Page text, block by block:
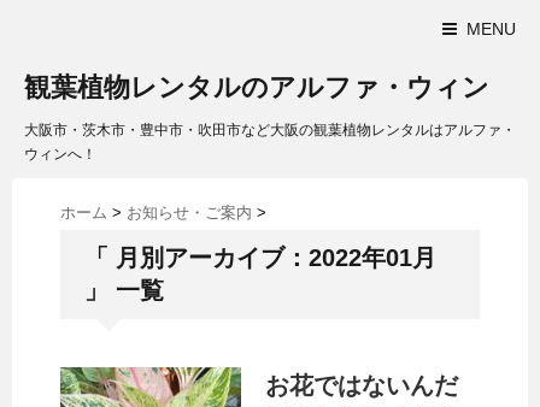
MENU
観葉植物レンタルのアルファ・ウィン
大阪市・茨木市・豊中市・吹田市など大阪の観葉植物レンタルはアルファ・
ウィンへ！
ホーム > お知らせ・ご案内 >
「 月別アーカイブ：2022年01月
」 一覧
お花ではないんだ